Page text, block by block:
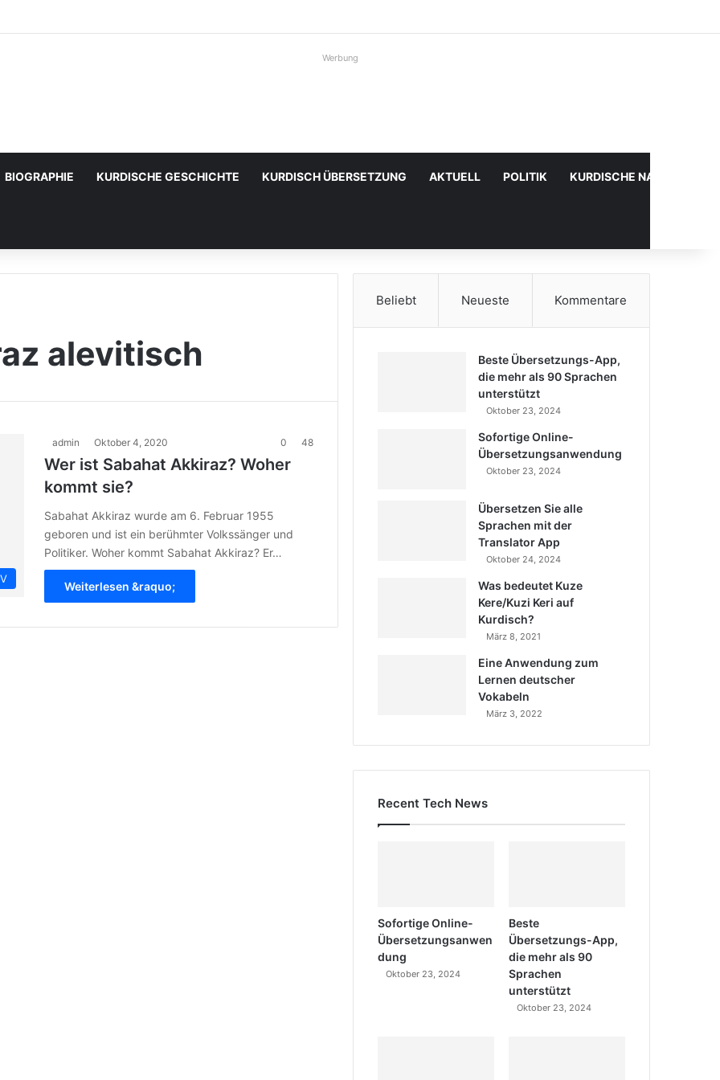
Werbung
BIOGRAPHIE KURDISCHE GESCHICHTE KURDISCH ÜBERSETZUNG AKTUELL POLITIK KURDISCHE
alevitisch
admin Oktober 4, 2020 0 48
Wer ist Sabahat Akkiraz? Woher
kommt sie?
Sabahat Akkiraz wurde am 6. Februar 1955
geboren und ist ein berühmter Volkssänger und
Politiker. Woher kommt Sabahat Akkiraz? Er…
Weiterlesen &raquo;
Beliebt Neueste Kommentare
Beste Übersetzungs-App,
die mehr als 90 Sprachen
unterstützt
Oktober 23, 2024
Sofortige Online-
Übersetzungsanwendung
Oktober 23, 2024
Übersetzen Sie alle
Sprachen mit der
Translator App
Oktober 24, 2024
Was bedeutet Kuze
Kere/Kuzi Keri auf
Kurdisch?
März 8, 2021
Eine Anwendung zum
Lernen deutscher
Vokabeln
März 3, 2022
Recent Tech News
Sofortige Online-
Übersetzungsanwen
dung
Oktober 23, 2024
Beste
Übersetzungs-App,
die mehr als 90
Sprachen
unterstützt
Oktober 23, 2024